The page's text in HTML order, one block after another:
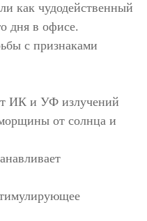
как чудодейственный
дня в офисе.
с признаками
ИК и УФ излучений
от солнца и